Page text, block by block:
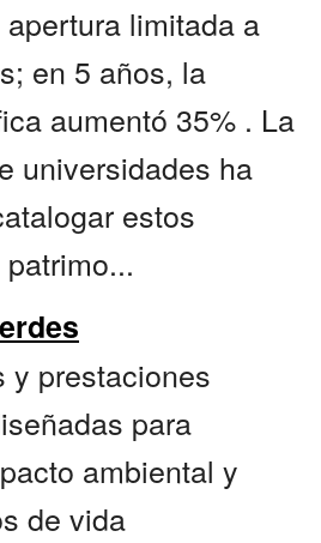
limitada a
en 5 años, la
aumentó 35% . La
universidades ha
estos
y prestaciones
para
ambiental y
de vida